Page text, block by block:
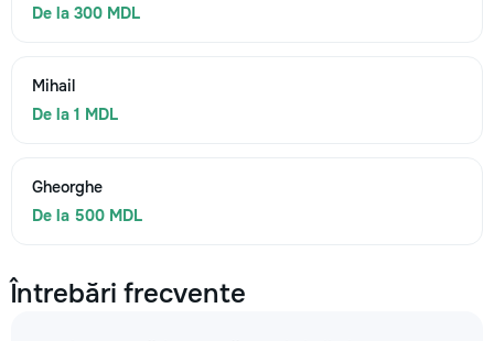
De la 300 MDL
Mihail
De la 1 MDL
Gheorghe
De la 500 MDL
Întrebări frecvente